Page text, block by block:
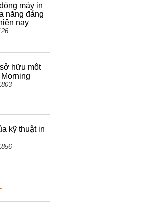
máy in
năng đáng
nay
hữu một
kỹ thuật in